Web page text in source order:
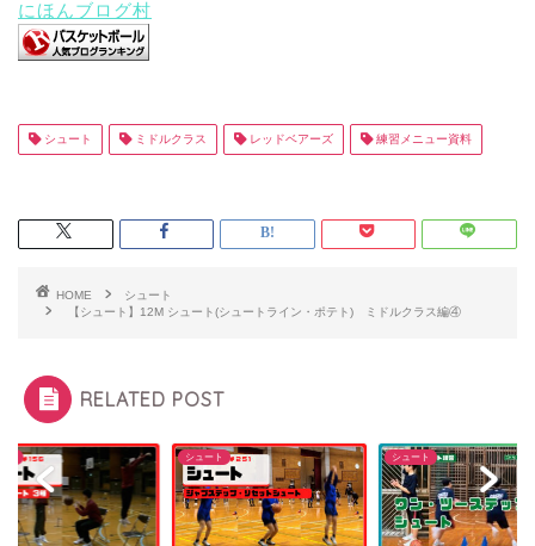
にほんブログ村
シュート ミドルクラス レッドベアーズ 練習メニュー資料
HOME
シュート
【シュート】12M シュート(シュートライン・ポテト) ミドルクラス編④
RELATED POST
シュート シュート